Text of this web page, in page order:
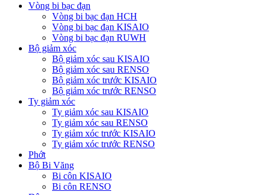
Vòng bi bạc đạn
Vòng bi bạc đạn HCH
Vòng bi bạc đạn KISAIO
Vòng bi bạc đạn RUWH
Bộ giảm xóc
Bộ giảm xóc sau KISAIO
Bộ giảm xóc sau RENSO
Bộ giảm xóc trước KISAIO
Bộ giảm xóc trước RENSO
Ty giảm xóc
Ty giảm xóc sau KISAIO
Ty giảm xóc sau RENSO
Ty giảm xóc trước KISAIO
Ty giảm xóc trước RENSO
Phớt
Bộ Bi Văng
Bi côn KISAIO
Bi côn RENSO